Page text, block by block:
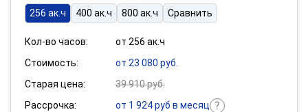
256 ак.ч 400 ак.ч 800 ак.ч Сравнить
Кол-во часов:
от 256 ак.ч
Стоимость:
от 23 080 руб.
Старая цена:
39 910 руб.
Рассрочка:
от 1 924 руб в месяц